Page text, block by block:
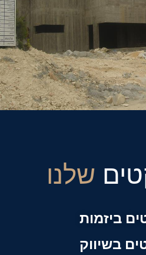
שלנו
ביזמות
בשיווק